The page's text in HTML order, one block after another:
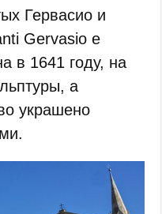
Гервасио и
Gervasio e
в 1641 году, на
а
украшено